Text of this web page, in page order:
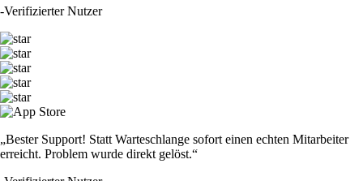
-Verifizierter Nutzer
„Bester Support! Statt Warteschlange sofort einen echten Mitarbeiter
erreicht. Problem wurde direkt gelöst.“